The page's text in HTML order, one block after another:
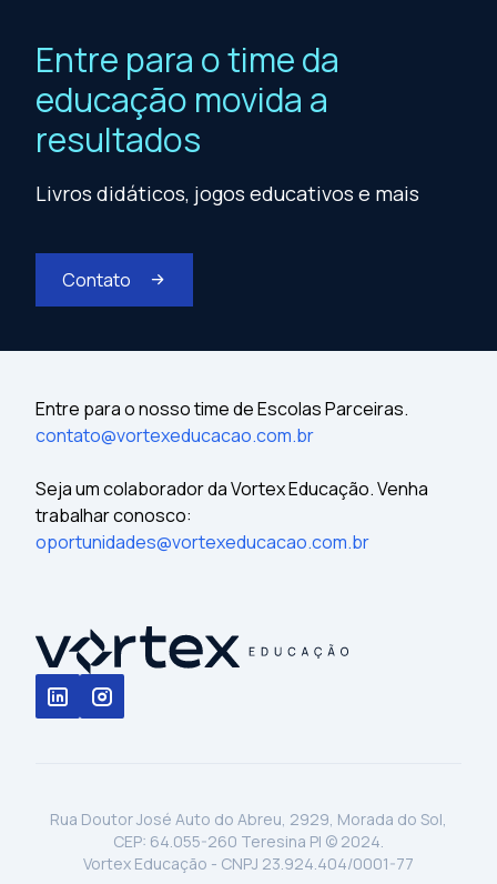
Entre para o time da
educação movida a
resultados
Livros didáticos, jogos educativos e mais
Contato
Entre para o nosso time de Escolas Parceiras.
contato@vortexeducacao.com.br
Seja um colaborador da Vortex Educação. Venha
trabalhar conosco:
oportunidades@vortexeducacao.com.br
Rua Doutor José Auto do Abreu, 2929, Morada do Sol,
CEP: 64.055-260 Teresina PI © 2024.
Vortex Educação - CNPJ 23.924.404/0001-77